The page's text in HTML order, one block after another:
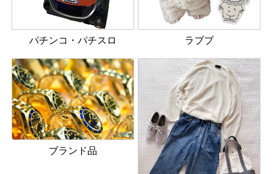
パチンコ・パチスロ ラブブ
ブランド品